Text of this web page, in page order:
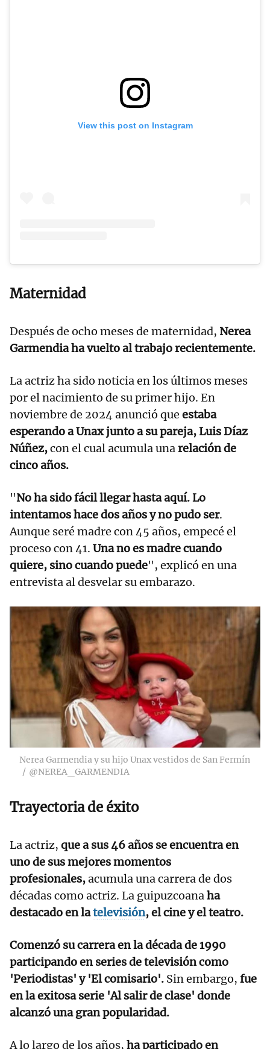
View this post on Instagram
Maternidad
Después de ocho meses de maternidad, Nerea
Garmendia ha vuelto al trabajo recientemente.
La actriz ha sido noticia en los últimos meses
por el nacimiento de su primer hijo. En
noviembre de 2024 anunció que estaba
esperando a Unax junto a su pareja, Luis Díaz
Núñez,con el cual acumula unarelación de
cinco años.
"No ha sido fácil llegar hasta aquí. Lo
intentamos hace dos años y no pudo ser.
Aunque seré madre con 45 años, empecé el
proceso con 41. Una no es madre cuando
quiere, sino cuando puede", explicó en una
entrevista al desvelar su embarazo.
Nerea Garmendia y su hijo Unax vestidos de San Fermín
@NEREA_GARMENDIA
Trayectoria de éxito
La actriz, que a sus 46 años se encuentra en
uno de sus mejores momentos
profesionales,acumula una carrera de dos
décadas como actriz. La guipuzcoanaha
destacado en latelevisión, el cine y el teatro.
Comenzó su carrera en la década de 1990
participando en series de televisión como
'Periodistas' y 'El comisario'. Sin embargo, fue
en la exitosa serie 'Al salir de clase' donde
alcanzó una gran popularidad.
A lo largo de los años, ha participado en